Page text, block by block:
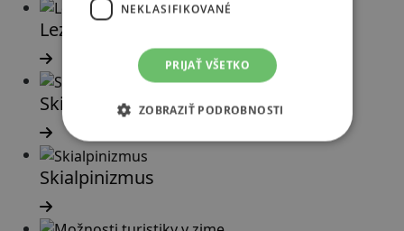
Lezenie ľadopádov
Skialpove túry
Skialpinizmus
NEKLASIFIKOVANÉ
PRIJAŤ VŠETKO
ZOBRAZIŤ PODROBNOSTI